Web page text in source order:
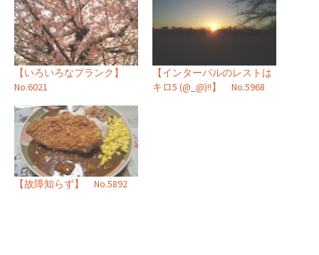
【いろいろなプランク】
No.6021
【インターバルのレストは
キロ5 (@_@)!!】 No.5968
【故障知らず】 No.5892